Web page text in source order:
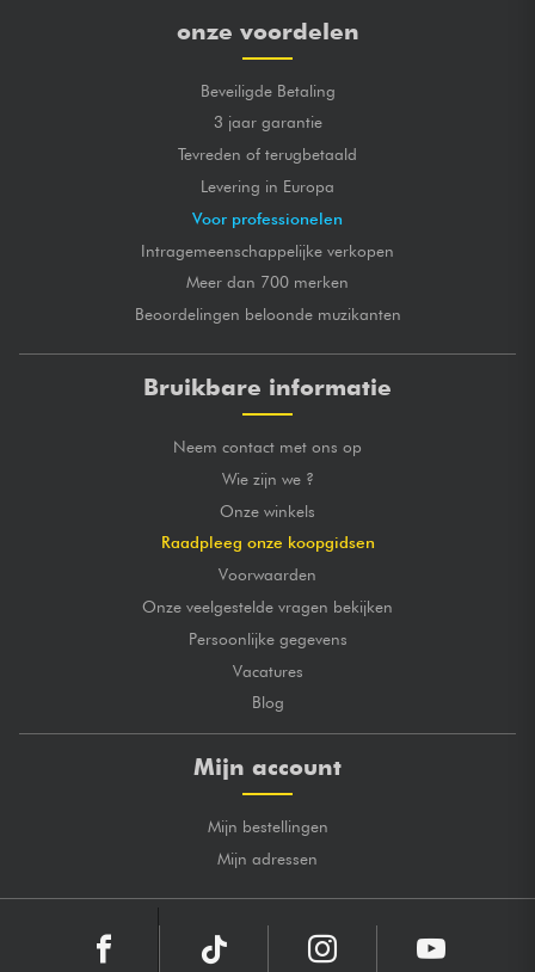
onze voordelen
Beveiligde Betaling
3 jaar garantie
Tevreden of terugbetaald
Levering in Europa
Voor professionelen
Intragemeenschappelijke verkopen
Meer dan 700 merken
Beoordelingen beloonde muzikanten
Bruikbare informatie
Neem contact met ons op
Wie zijn we ?
Onze winkels
Raadpleeg onze koopgidsen
Voorwaarden
Onze veelgestelde vragen bekijken
Persoonlijke gegevens
Vacatures
Blog
Mijn account
Mijn bestellingen
Mijn adressen